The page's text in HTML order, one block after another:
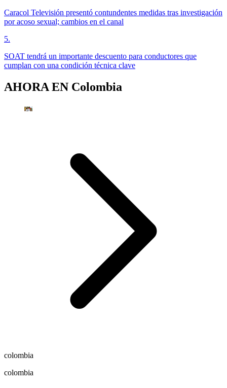
Caracol Televisión presentó contundentes medidas tras investigación
por acoso sexual; cambios en el canal
5.
SOAT tendrá un importante descuento para conductores que
cumplan con una condición técnica clave
AHORA EN Colombia
colombia
colombia